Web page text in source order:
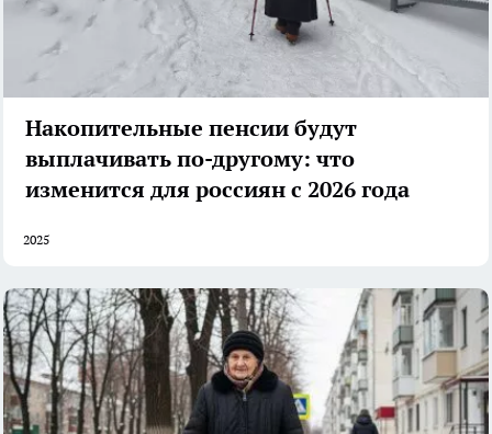
Накопительные пенсии будут
выплачивать по-другому: что
изменится для россиян с 2026 года
2025